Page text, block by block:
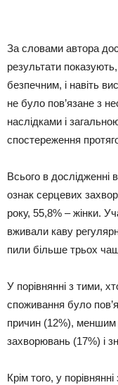
За словами автора
результати
безпечним, і навіть
не було пов’язане з
наслідками і
спостереження
Всього в дослідженні
ознак серцевих
року, 55,8% – жінки.
вживали каву
пили більше трьох
У порівнянні з тими,
споживання було
причин (12%), меншим
захворювань (17%) і
Крім того, у